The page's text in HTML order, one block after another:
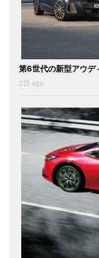
第6世代の新型アウ
2日 ago